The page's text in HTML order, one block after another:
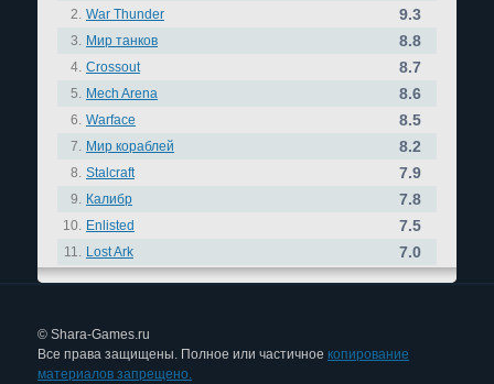
2. War Thunder 9.3
3. Мир танков 8.8
4. Crossout 8.7
5. Mech Arena 8.6
6. Warface 8.5
7. Мир кораблей 8.2
8. Stalcraft 7.9
9. Калибр 7.8
10. Enlisted 7.5
11. Lost Ark 7.0
© Shara-Games.ru
Все права защищены. Полное или частичное копирование
материалов запрещено.